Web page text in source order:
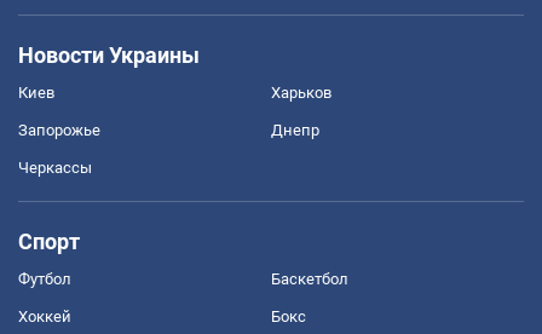
Новости Украины
Киев Харьков
Запорожье Днепр
Черкассы
Спорт
Футбол Баскетбол
Хоккей Бокс